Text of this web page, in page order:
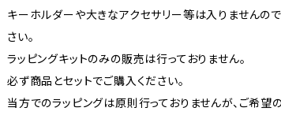
キーホルダーや大きなアクセサリー等は入りませんの
さい。
ラッピングキットのみの販売は行っておりません。
必ず商品とセットでご購入ください。
当方でのラッピングは原則行っておりませんが、ご希望